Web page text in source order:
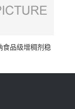
食品级增稠剂稳